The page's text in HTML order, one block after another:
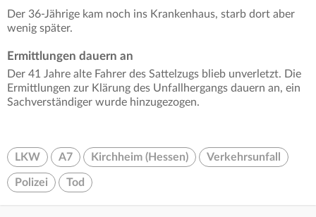
Der 36-Jährige kam noch ins Krankenhaus, starb dort aber
wenig später.
Ermittlungen dauern an
Der 41 Jahre alte Fahrer des Sattelzugs blieb unverletzt. Die
Ermittlungen zur Klärung des Unfallhergangs dauern an, ein
Sachverständiger wurde hinzugezogen.
LKW A7 Kirchheim (Hessen) Verkehrsunfall
Polizei Tod